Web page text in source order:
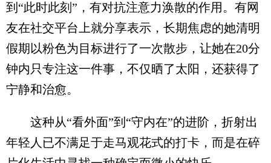
到“此时此刻”，有对抗注意力涣散的作用。有网
友在社交平台上就分享表示，长期焦虑的她清明
假期以粉色为目标进行了一次散步，让她在20分
钟内只专注这一件事，不仅晒了太阳，还获得了
宁静和治愈。
这种从“看外面”到“守内在”的进阶，折射出
年轻人已不满足于走马观花式的打卡，而是在碎